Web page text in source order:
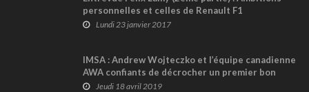
personnelles et celles de Renault F1
Lundi 23 janvier 2017
IMSA : Andrew Wojteczko et l’équipe canadienne
AWA confiants de décrocher un premier bon
résultat à Mid-Ohio
Jeudi 18 avril 2019